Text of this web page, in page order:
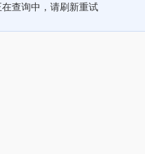
在查询中，请刷新重试